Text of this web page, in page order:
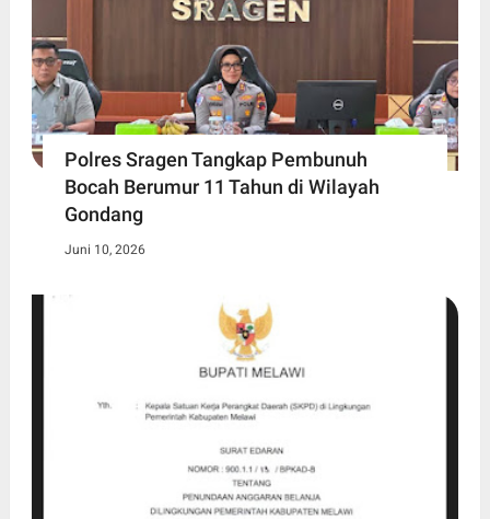
Polres Sragen Tangkap Pembunuh
Bocah Berumur 11 Tahun di Wilayah
Gondang
Juni 10, 2026